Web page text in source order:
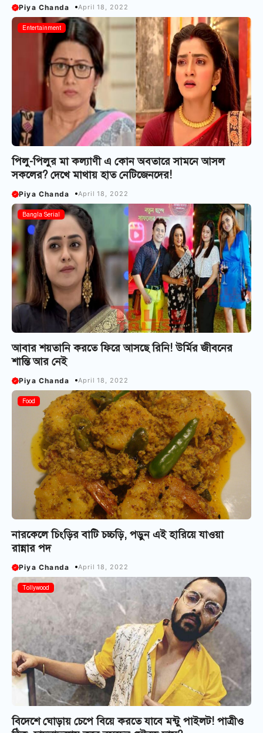
Piya Chanda April 18, 2022
Entertainment
পিলু-পিলুর মা কল্যাণী এ কোন অবতারে সামনে আসল
সকলের? দেখে মাথায় হাত নেটিজেনদের!
Piya Chanda April 18, 2022
Bangla Serial
আবার শয়তানি করতে ফিরে আসছে রিনি! উর্মির জীবনের
শান্তি আর নেই
Piya Chanda April 18, 2022
Food
নারকেলে চিংড়ির বাটি চচ্চড়ি, পড়ুন এই হারিয়ে যাওয়া
রান্নার পদ
Piya Chanda April 18, 2022
Tollywood
বিদেশে ঘোড়ায় চেপে বিয়ে করতে যাবে মন্টু পাইলট! পাত্রীও